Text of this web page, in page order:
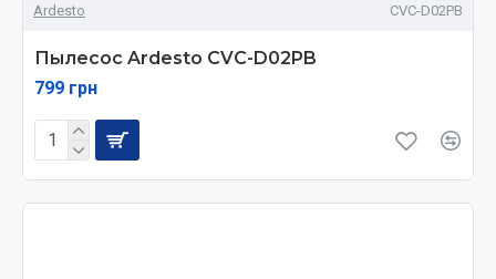
Ardesto CVC-D02PB
Пылесос Ardesto CVC-D02PB
799 грн